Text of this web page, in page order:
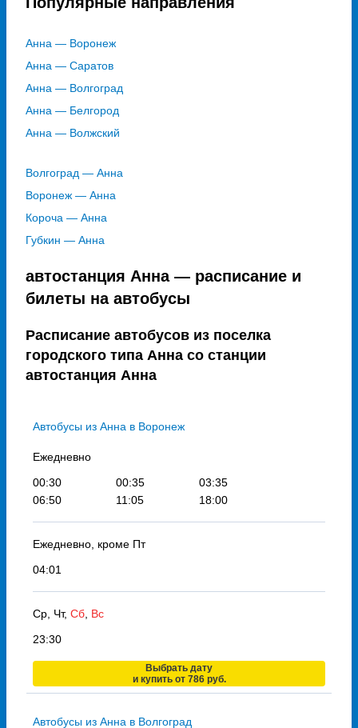
Анна — Воронеж
Анна — Саратов
Анна — Волгоград
Анна — Белгород
Анна — Волжский
Волгоград — Анна
Воронеж — Анна
Короча — Анна
Губкин — Анна
автостанция Анна — расписание и
билеты на автобусы
Расписание автобусов из поселка
городского типа Анна со станции
автостанция Анна
Автобусы из Анна в Воронеж
Ежедневно
00:30
00:35
03:35
06:50
11:05 18:00
Ежедневно, кроме Пт
04:01
Ср, Чт, Сб Вс
23:30
Выбрать дату
и купить от 786 руб.
Автобусы из Анна в Волгоград